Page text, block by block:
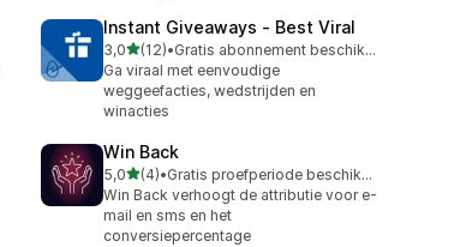
Instant Giveaways ‑ Best Viral
3,0van 5 sterren
(12)
12 recensies in totaal
•
Gratis abonnement beschikbaar
Ga viraal met eenvoudige
weggeefacties, wedstrijden en
winacties
Win Back
5,0van 5 sterren
(4)
4 recensies in totaal
•
Gratis proefperiode beschikbaar
Win Back verhoogt de attributie voor e-
mail en sms en het
conversiepercentage